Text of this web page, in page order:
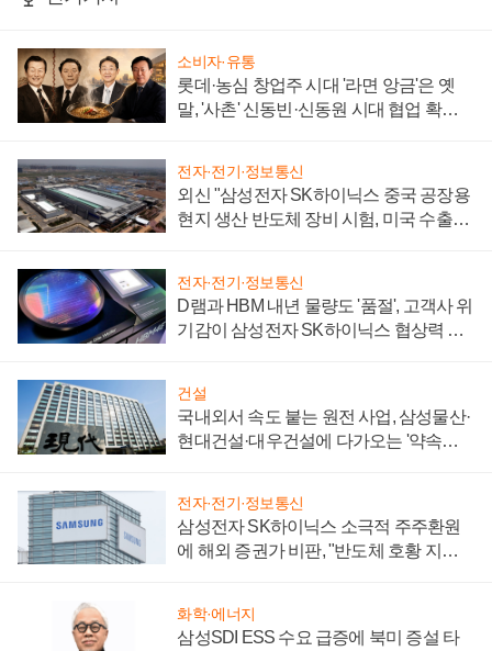
소비자·유통
롯데·농심 창업주 시대 '라면 앙금'은 옛
말, '사촌' 신동빈·신동원 시대 협업 확대
전자·전기·정보통신
외신 "삼성전자 SK하이닉스 중국 공장용
현지 생산 반도체 장비 시험, 미국 수출통
전자·전기·정보통신
D램과 HBM 내년 물량도 '품절', 고객사 위
기감이 삼성전자 SK하이닉스 협상력 더
건설
국내외서 속도 붙는 원전 사업, 삼성물산·
현대건설·대우건설에 다가오는 '약속의
전자·전기·정보통신
삼성전자 SK하이닉스 소극적 주주환원
에 해외 증권가 비판, "반도체 호황 지속
화학·에너지
삼성SDI ESS 수요 급증에 북미 증설 타